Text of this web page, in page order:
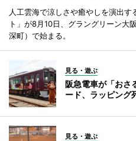
人工雲海で涼しさや癒やしを演出
ト」が8月10日、グラングリーン大
深町）で始まる。
見る・遊ぶ
阪急電車が「お
ード、ラッピング
見る・遊ぶ